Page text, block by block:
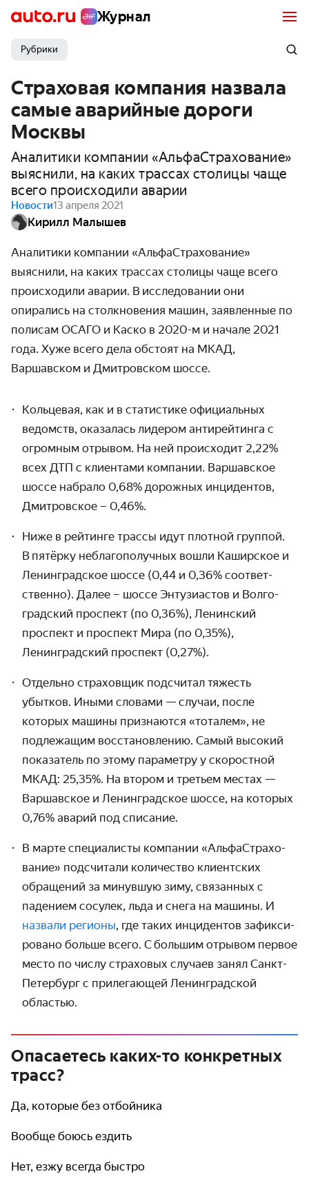
Журнал
Рубрики
Страховая компания назвала
самые аварийные дороги
Москвы
Аналитики компании «АльфаСтрахование»
выяснили, на каких трассах столицы чаще
всего происходили аварии
Новости13 апреля 2021
Кирилл Малышев
Аналитики компании «АльфаСтрахование»
выяснили, на каких трассах столицы чаще всего
происходили аварии. В исследо­вании они
опирались на столкно­вения машин, заявленные по
полисам ОСАГО и Каско в 2020-м и начале 2021
года. Хуже всего дела обстоят на МКАД,
Варшавском и Дмитровском шоссе.
Кольцевая, как и в статистике официальных
ведомств, оказалась лидером антирейтинга с
огромным отрывом. На ней происходит 2,22%
всех ДТП с клиентами компании. Варшавское
шоссе набрало 0,68% дорожных инцидентов,
Дмитровское – 0,46%.
Ниже в рейтинге трассы идут плотной группой.
В пятёрку неблаго­получных вошли Каширское и
Ленин­градское шоссе (0,44 и 0,36% соответ­
ственно). Далее – шоссе Энтузиастов и Волго­
градский проспект (по 0,36%), Ленинский
проспект и проспект Мира (по 0,35%),
Ленинградский проспект (0,27%).
Отдельно страховщик подсчитал тяжесть
убытков. Иными словами — случаи, после
которых машины признаются «тоталем», не
подлежащим восстановлению. Самый высокий
показатель по этому параметру у скоростной
МКАД: 25,35%. На втором и третьем местах —
Варшавское и Ленин­градское шоссе, на которых
0,76% аварий под списание.
В марте специалисты компании «АльфаСтрахо­
вание» подсчитали коли­чество клиентских
обращений за минувшую зиму, связанных с
падением сосулек, льда и снега на машины. И
назвали регионы, где таких инцидентов зафикси­
ровано больше всего. С большим отрывом первое
место по числу страховых случаев занял Санкт-
Петер­бург с прилегающей Ленин­градской
областью.
Опасаетесь каких-то конкретных
трасс?
Да, которые без отбойника
Вообще боюсь ездить
Нет, езжу всегда быстро